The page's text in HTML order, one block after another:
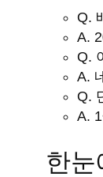
Q.
A.
Q.
A.
Q.
A.
한